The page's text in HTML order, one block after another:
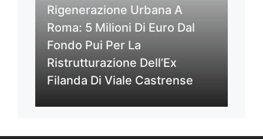
Rigenerazione Urbana A
Roma: 5 Milioni Di Euro Dal
Fondo Pui Per La
Ristrutturazione Dell’Ex
Filanda Di Viale Castrense